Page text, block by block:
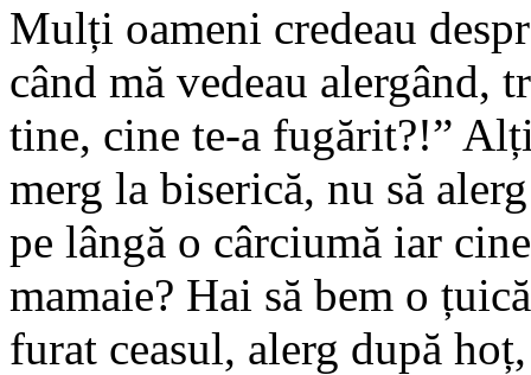
Mulți oameni credeau
când mă vedeau alergând,
tine, cine te-a fugărit?!”
merg la biserică, nu să
pe lângă o cârciumă iar
mamaie? Hai să bem o
furat ceasul, alerg după